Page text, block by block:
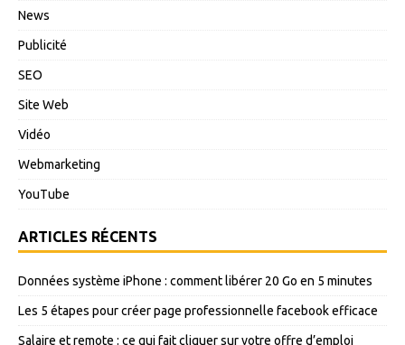
News
Publicité
SEO
Site Web
Vidéo
Webmarketing
YouTube
ARTICLES RÉCENTS
Données système iPhone : comment libérer 20 Go en 5 minutes
Les 5 étapes pour créer page professionnelle facebook efficace
Salaire et remote : ce qui fait cliquer sur votre offre d’emploi